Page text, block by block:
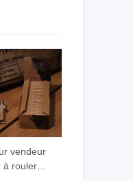
vendeur
à rouler